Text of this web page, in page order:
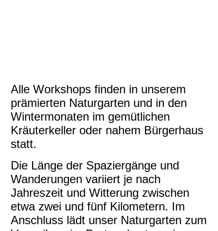
Alle Workshops finden in unserem
prämierten Naturgarten und in den
Wintermonaten im gemütlichen
Kräuterkeller oder nahem Bürgerhaus
statt.
Die Länge der Spaziergänge und
Wanderungen variiert je nach
Jahreszeit und Witterung zwischen
etwa zwei und fünf Kilometern. Im
Anschluss lädt unser Naturgarten zum